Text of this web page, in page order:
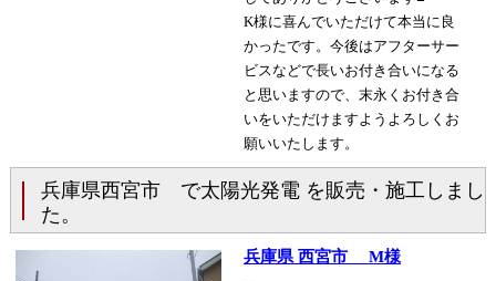
K様に喜んでいただけて本当に良
かったです。今後はアフターサー
ビスなどで長いお付き合いになる
と思いますので、末永くお付き合
いをいただけますようよろしくお
願いいたします。
兵庫県西宮市 で太陽光発電 を販売・施工しまし
た。
兵庫県 西宮市 M様